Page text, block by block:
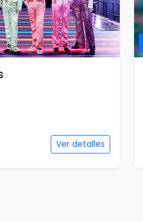
Ver detalles